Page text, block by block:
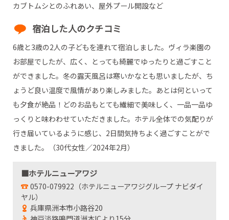
カブトムシとのふれあい、屋外プール開設など
宿泊した人のクチコミ
6歳と3歳の2人の子どもを連れて宿泊しました。ヴィラ楽園の
お部屋でしたが、広く、とっても綺麗でゆったりと過ごすこと
ができました。冬の露天風呂は寒いかなとも思いましたが、ち
ょうど良い温度で風情があり楽しみました。あとは何といって
も夕食が絶品！どのお品もとても繊細で美味しく、一品一品ゆ
っくりと味わわせていただきました。ホテル全体での気配りが
行き届いているように感じ、2日間気持ちよく過ごすことがで
きました。（30代女性／2024年2月）
■ホテルニューアワジ
0570-079922（ホテルニューアワジグループ ナビダイ
ヤル）
兵庫県洲本市小路谷20